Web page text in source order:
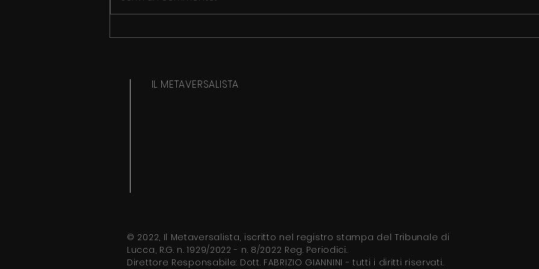
2050: 39 MILIONI DI MORTI DA
LEGIONELLA: AUMENTO DEI
IL METAVERSALISTA
© 2022, Il Metaversalista, iscritto nel registro stampa del Tribunale di
Lucca, R.G. n. 1929/2022 - n. 8/2022 Reg. Periodici.
Direttore Responsabile: Dott. FABRIZIO GIANNINI - tutti i diritti riservati.